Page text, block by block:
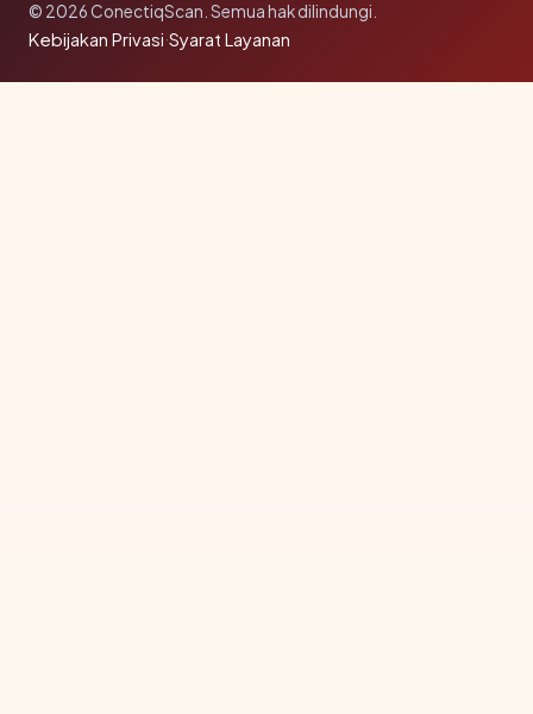
© 2026 ConectiqScan. Semua hak dilindungi.
Kebijakan Privasi·Syarat Layanan